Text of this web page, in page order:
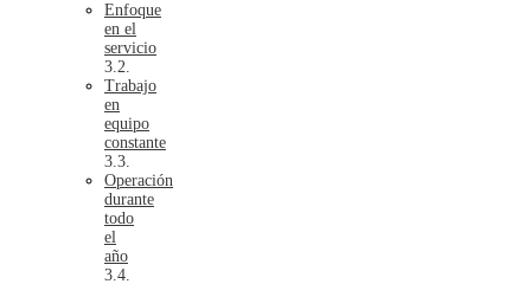
Enfoque
en el
servicio
Trabajo
en
equipo
constante
Operación
durante
todo
el
año